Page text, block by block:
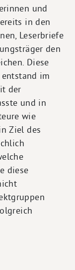
und
in den
Leserbriefe
den
Diese
im
der
und in
wie
Ziel des
diese